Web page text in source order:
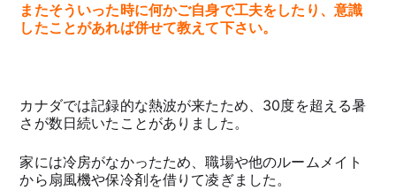
またそういった時に何かご自身で工夫をしたり、意識
したことがあれば併せて教えて下さい。
カナダでは記録的な熱波が来たため、30度を超える暑
さが数日続いたことがありました。
家には冷房がなかったため、職場や他のルームメイト
から扇風機や保冷剤を借りて凌ぎました。